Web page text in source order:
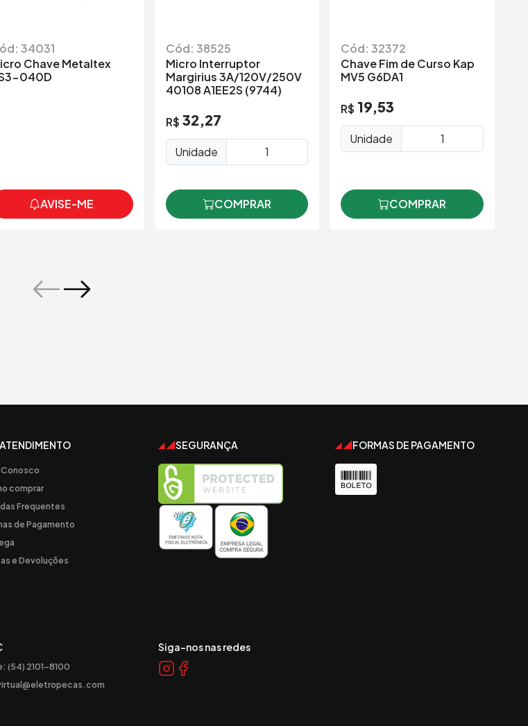
34031
Chave Metaltex
040D
AVISE-ME
Cód: 38525
Micro Interruptor
Margirius 3A/120V/250V
40108 A1EE2S (9744)
R$ 32,27
Unidade
COMPRAR
Cód: 32372
Chave Fim de Curso Kap
MV5 G6DA1
R$ 19,53
Unidade
COMPRAR
Conosco
comprar
Frequentes
de Pagamento
e Devoluções
SEGURANÇA FORMAS DE PAGAMENTO
(54) 2101-8100
Siga-nos nas redes